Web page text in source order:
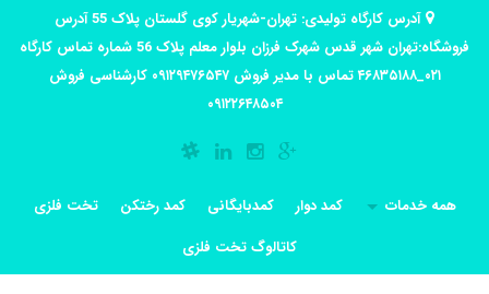
آدرس کارگاه تولیدی: تهران-شهریار کوی گلستان پلاک 55 آدرس
فروشگاه:تهران شهر قدس شهرک فرزان بلوار معلم پلاک 56 شماره تماس کارگاه
۰۲۱_۴۶۸۳۵۱۸۸ تماس با مدیر فروش ۰۹۱۲۹۴۷۶۵۴۷ کارشناسی فروش
۰۹۱۲۲۶۴۸۵۰۴
همه خدمات کمد دوار کمدبایگانی کمد رختکن
تخت فلزی
کاتالوگ تخت فلزی